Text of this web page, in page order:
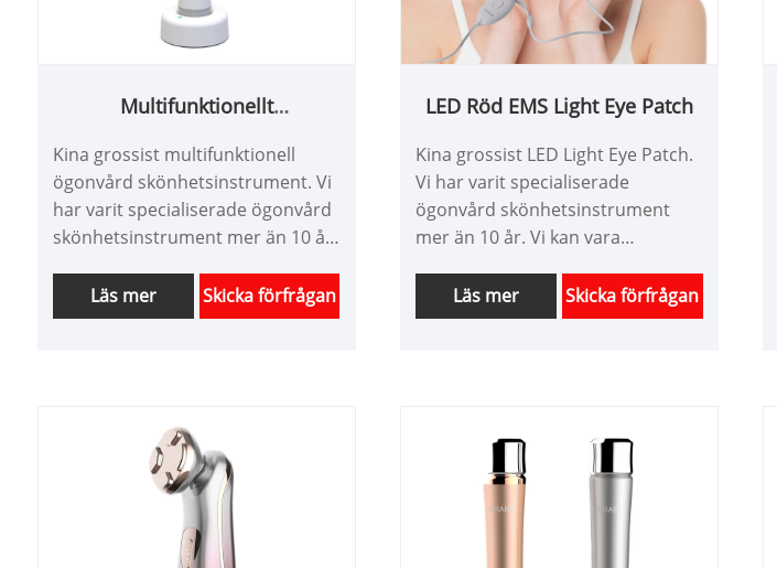
Multifunktionellt
Kina grossist multifunktionell
ögonvård skönhetsinstrument. Vi
har varit specialiserade ögonvård
skönhetsinstrument mer än 10 år.
produkter och har en bra
prisfördel. Vi är en professionell
Läs mer Skicka förfrågan
LED Röd EMS Light Eye Patch
Kina grossist LED Light Eye Patch.
Vi har varit specialiserade
ögonvård skönhetsinstrument
mer än 10 år. Vi kan vara
en bra prisfördel. Vi är en
professionell högteknologisk
Läs mer Skicka förfrågan